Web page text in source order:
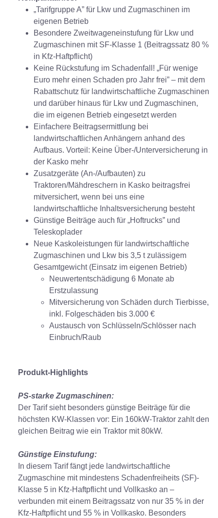
„Tarifgruppe A” für Lkw und Zugmaschinen im
eigenen Betrieb
Besondere Zweitwageneinstufung für Lkw und
Zugmaschinen mit SF-Klasse 1 (Beitragssatz 80 %
in Kfz-Haftpflicht)
Keine Rückstufung im Schadenfall! „Für wenige
Euro mehr einen Schaden pro Jahr frei” – mit dem
Rabattschutz für landwirtschaftliche Zugmaschinen
und darüber hinaus für Lkw und Zugmaschinen,
die im eigenen Betrieb eingesetzt werden
Einfachere Beitragsermittlung bei
landwirtschaftlichen Anhängern anhand des
Aufbaus. Vorteil: Keine Über-/Unterversicherung in
der Kasko mehr
Zusatzgeräte (An-/Aufbauten) zu
Traktoren/Mähdreschern in Kasko beitragsfrei
mitversichert, wenn bei uns eine
landwirtschaftliche Inhaltsversicherung besteht
Günstige Beiträge auch für „Hoftrucks” und
Teleskoplader
Neue Kaskoleistungen für landwirtschaftliche
Zugmaschinen und Lkw bis 3,5 t zulässigem
Gesamtgewicht (Einsatz im eigenen Betrieb)
Neuwertentschädigung 6 Monate ab
Erstzulassung
Mitversicherung von Schäden durch Tierbisse,
inkl. Folgeschäden bis 3.000 €
Austausch von Schlüsseln/Schlösser nach
Einbruch/Raub
Produkt-Highlights
PS-starke Zugmaschinen:
Der Tarif sieht besonders günstige Beiträge für die
höchsten KW-Klassen vor: Ein 160kW-Traktor zahlt den
gleichen Beitrag wie ein Traktor mit 80kW.
Günstige Einstufung:
In diesem Tarif fängt jede landwirtschaftliche
Zugmaschine mit mindestens Schadenfreiheits (SF)-
Klasse 5 in Kfz-Haftpflicht und Vollkasko an –
verbunden mit einem Beitragssatz von nur 35 % in der
Kfz-Haftpflicht und 55 % in Vollkasko. Besonders